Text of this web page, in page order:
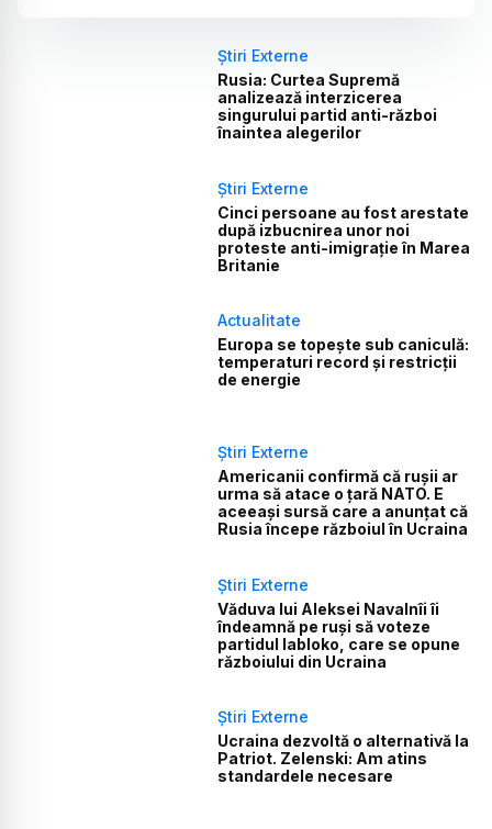
Știri Externe
Rusia: Curtea Supremă
analizează interzicerea
singurului partid anti-război
înaintea alegerilor
Știri Externe
Cinci persoane au fost arestate
după izbucnirea unor noi
proteste anti-imigrație în Marea
Britanie
Actualitate
Europa se topește sub caniculă:
temperaturi record și restricții
de energie
Știri Externe
Americanii confirmă că rușii ar
urma să atace o țară NATO. E
aceeași sursă care a anunțat că
Rusia începe războiul în Ucraina
Știri Externe
Văduva lui Aleksei Navalnîi îi
îndeamnă pe ruși să voteze
partidul Iabloko, care se opune
războiului din Ucraina
Știri Externe
Ucraina dezvoltă o alternativă la
Patriot. Zelenski: Am atins
standardele necesare